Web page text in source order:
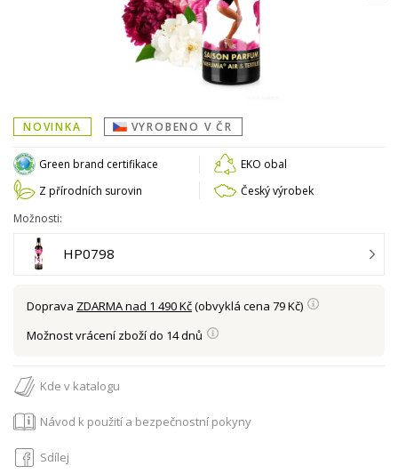
NOVINKA VYROBENO V ČR
Green brand certifikace
EKO obal
Z přírodních surovin
Český výrobek
Možnosti:
HP0798
Doprava ZDARMA nad 1 490 Kč(obvyklá cena 79 Kč)
Možnost vrácení zboží do 14 dnů
Kde v katalogu
Návod k použití a bezpečnostní pokyny
Sdílej